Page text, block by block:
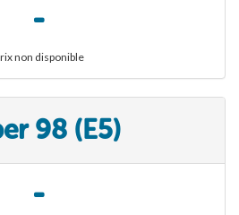
-
non disponible
98 (E5)
-